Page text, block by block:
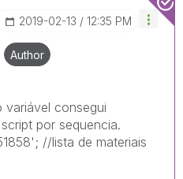
‎2019-02-13 12:35 PM
Author
variável consegui
por sequencia.
//lista de materiais